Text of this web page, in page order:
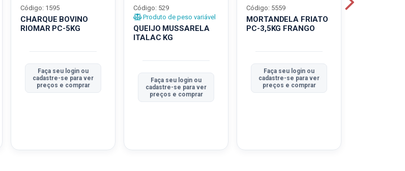
CHARQUE BOVINO
RIOMAR PC-5KG
Código: 1595
Faça seu login ou
cadastre-se para ver
preços e comprar
QUEIJO MUSSARELA
ITALAC KG
Código: 529
Produto de peso variável
Faça seu login ou
cadastre-se para ver
preços e comprar
MORTANDELA FRIATO
PC-3,5KG FRANGO
Código: 5559
Faça seu login ou
cadastre-se para ver
preços e comprar